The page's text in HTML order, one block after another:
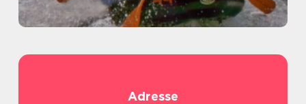
Adresse